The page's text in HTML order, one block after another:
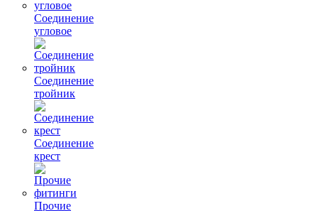
Соединение
угловое
Соединение
тройник
Соединение
крест
Прочие